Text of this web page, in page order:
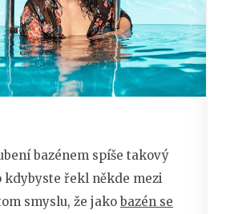
bazénem spíše takový
kdybyste řekl někde mezi
smyslu, že jako bazén se